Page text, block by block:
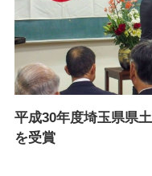
平成30年度埼玉県県
を受賞